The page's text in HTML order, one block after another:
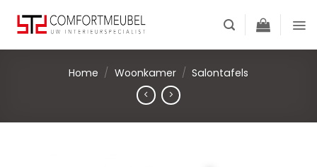
content
Home / Woonkamer / Salontafels